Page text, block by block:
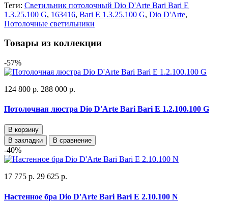
Теги: Светильник потолочный Dio D'Arte Bari Bari E
1.3.25.100 G, 163416, Bari E 1.3.25.100 G, Dio D'Arte,
Потолочные светильники
Товары из коллекции
-57%
124 800 р. 288 000 р.
Потолочная люстра Dio D'Arte Bari Bari E 1.2.100.100 G
В корзину
В закладки
В сравнение
-40%
17 775 р. 29 625 р.
Настенное бра Dio D'Arte Bari Bari E 2.10.100 N